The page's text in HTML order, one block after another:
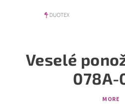
Veselé
078A-
MORE